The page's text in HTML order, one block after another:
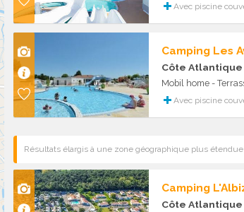
Avec piscine
Camping Les
Côte Atlantique
Mobil home -
Avec piscine
Résultats élargis à une zone géographique plus étendue
Camping
Côte Atlantique